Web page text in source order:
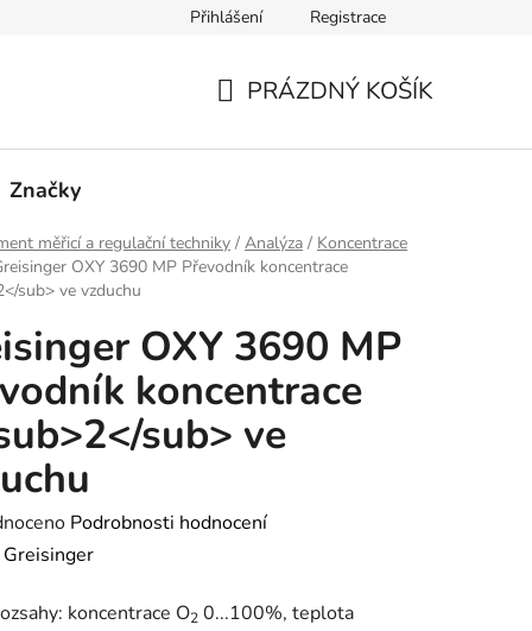
Přihlášení Registrace
PRÁZDNÝ KOŠÍK
Značky
měřicí a regulační techniky / Analýza / Koncentrace
OXY 3690 MP Převodník koncentrace
sub> ve vzduchu
OXY 3690 MP
koncentrace
sub> ve
Podrobnosti hodnocení
Greisinger
koncentrace O2 0...100%, teplota